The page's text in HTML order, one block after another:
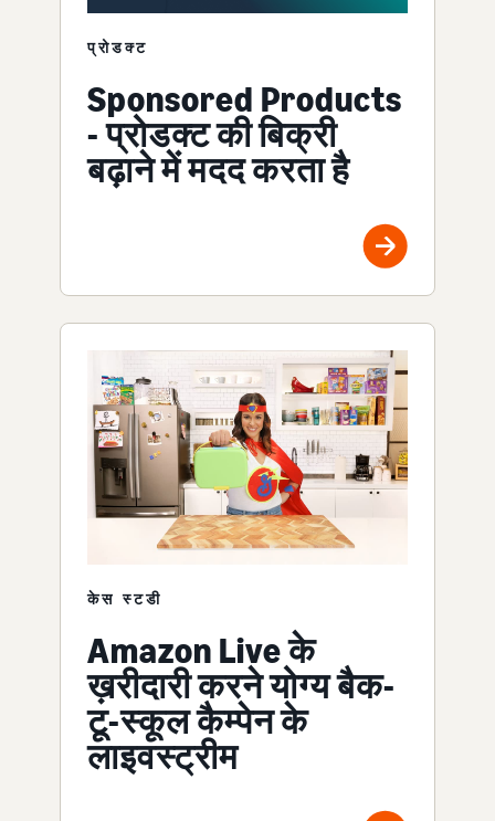
प्रोडक्ट
Sponsored Products
- प्रोडक्ट की बिक्री
बढ़ाने में मदद करता है
केस स्टडी
Amazon Live के
ख़रीदारी करने योग्य बैक-
टू-स्कूल कैम्पेन के
लाइवस्ट्रीम